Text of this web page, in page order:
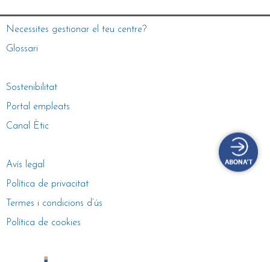
Necessites gestionar el teu centre?
Glossari
Sostenibilitat
Portal empleats
Canal Ètic
Avís legal
Política de privacitat
Termes i condicions d’ús
Política de cookies